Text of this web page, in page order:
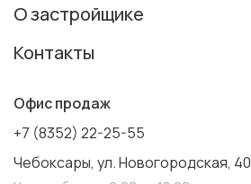
О застройщике
Контакты
Офис продаж
+7 (8352) 22-25-55
Чебоксары, ул. Новогородская, 40